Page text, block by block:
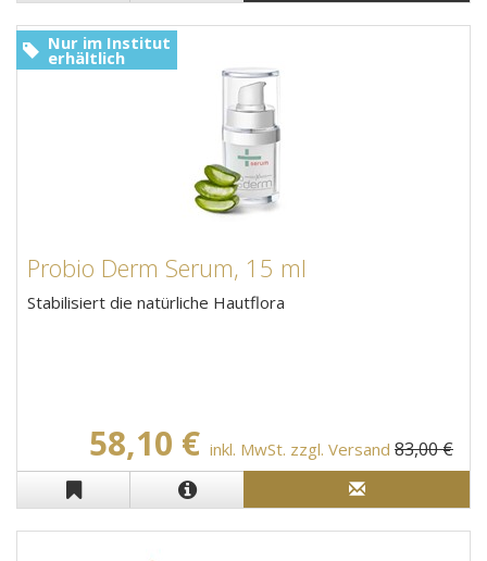
Probio Derm Serum, 15 ml
Stabilisiert die natürliche Hautflora
58,10 € inkl. MwSt. zzgl. Versand 83,00 €
Nur im Institut
erhältlich